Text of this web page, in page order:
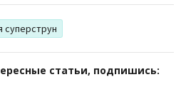
суперструн
статьи, подпишись: